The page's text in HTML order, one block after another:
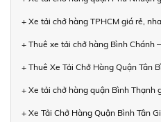
+ Xe tải chở hàng TPHCM giá rẻ,
+ Thuê xe tải chở hàng Bình Chánh
+ Thuê Xe Tải Chở Hàng Quận Tân
+ Xe tải chở hàng quận Bình Thạnh
+ Xe Tải Chở Hàng Quận Bình Tân